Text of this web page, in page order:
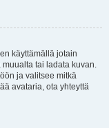
käyttämällä jotain
tai ladata kuvan.
ja valitsee mitkä
avataria, ota yhteyttä